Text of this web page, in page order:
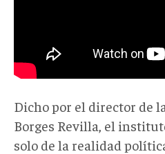
Dicho por el director de
Borges Revilla, el
solo de la realidad